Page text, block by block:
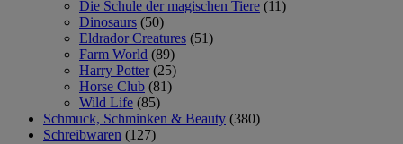
Die Schule der magischen Tiere (11)
Dinosaurs (50)
Eldrador Creatures (51)
Farm World (89)
Harry Potter (25)
Horse Club (81)
Wild Life (85)
Schmuck, Schminken & Beauty (380)
Schreibwaren (127)